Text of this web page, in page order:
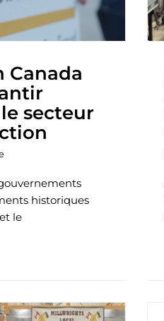
Canada
secteur
historiques
le